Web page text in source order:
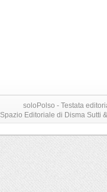
soloPolso - Testata
Spazio Editoriale di Disma Sutti